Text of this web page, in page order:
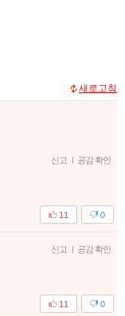
새로고침
신고 | 공감 확인
0
11
신고 | 공감 확인
0
11